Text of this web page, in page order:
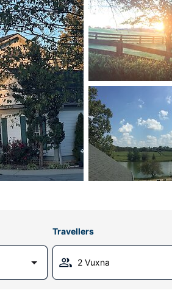
Travellers
2 Vuxna